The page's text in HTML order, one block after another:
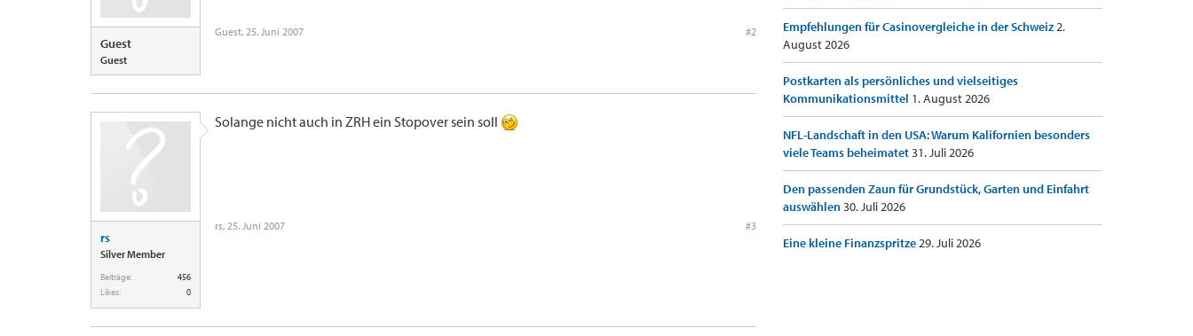
Guest
Guest
Guest, 25. Juni 2007 #2
rs
Silver Member
Beiträge:
456
Likes:
0
Solange nicht auch in ZRH ein Stopover sein soll
rs, 25. Juni 2007 #3
Empfehlungen für Casinovergleiche in der Schweiz2.
August 2026
Postkarten als persönliches und vielseitiges
Kommunikationsmittel 1. August 2026
NFL-Landschaft in den USA: Warum Kalifornien besonders
viele Teams beheimatet31. Juli 2026
Den passenden Zaun für Grundstück, Garten und Einfahrt
auswählen30. Juli 2026
Eine kleine Finanzspritze29. Juli 2026